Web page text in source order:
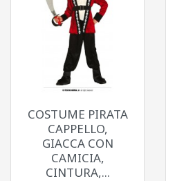
COSTUME PIRATA
CAPPELLO,
GIACCA CON
CAMICIA,
CINTURA,...